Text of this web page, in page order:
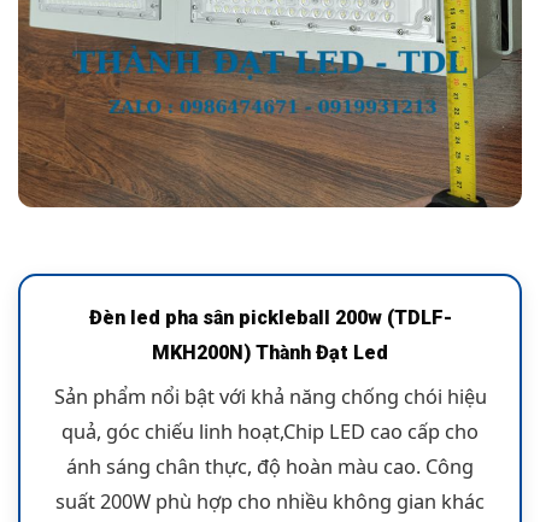
Đèn led pha sân pickleball 200w (TDLF-
MKH200N) Thành Đạt Led
Sản phẩm nổi bật với khả năng chống chói hiệu
quả, góc chiếu linh hoạt,Chip LED cao cấp cho
ánh sáng chân thực, độ hoàn màu cao. Công
suất 200W phù hợp cho nhiều không gian khác